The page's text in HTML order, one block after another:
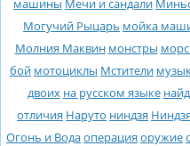
машины Мечи и сандали
Могучий Рыцарь мойка
Молния Маквин монстры
бой мотоциклы Мстители
двоих на русском языке
отличия Наруто ниндзя
Огонь и Водаоперация оружие